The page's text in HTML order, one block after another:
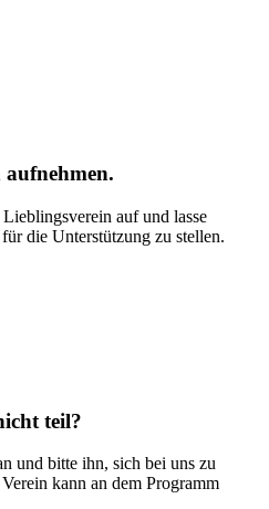
auf und lasse
die Unterstützung zu stellen.
teil?
und bitte ihn, sich bei uns zu
kann an dem Programm